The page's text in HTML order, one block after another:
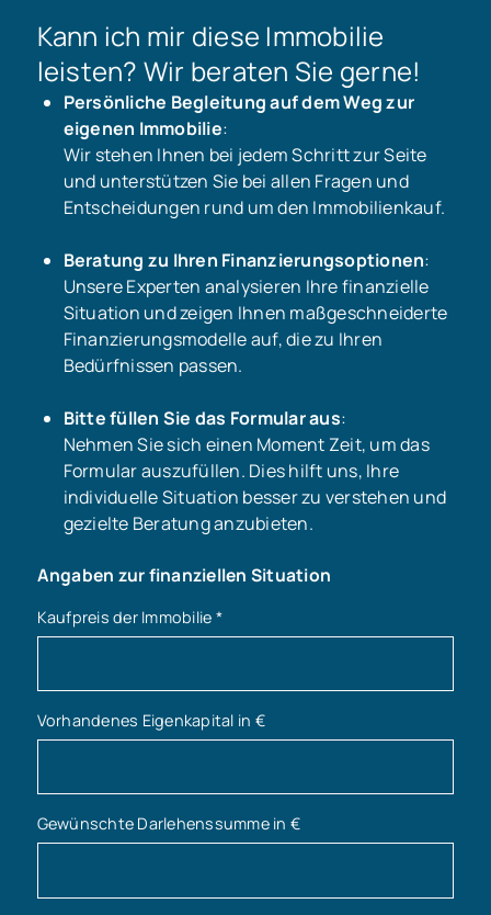
Kann ich mir diese Immobilie
leisten? Wir beraten Sie gerne!
Persönliche Begleitung auf dem Weg zur
eigenen Immobilie:
Wir stehen Ihnen bei jedem Schritt zur Seite
und unterstützen Sie bei allen Fragen und
Entscheidungen rund um den Immobilienkauf.
Beratung zu Ihren Finanzierungsoptionen:
Unsere Experten analysieren Ihre finanzielle
Situation und zeigen Ihnen maßgeschneiderte
Finanzierungsmodelle auf, die zu Ihren
Bedürfnissen passen.
Bitte füllen Sie das Formular aus:
Nehmen Sie sich einen Moment Zeit, um das
Formular auszufüllen. Dies hilft uns, Ihre
individuelle Situation besser zu verstehen und
gezielte Beratung anzubieten.
Angaben zur finanziellen Situation
Kaufpreis der Immobilie *
Vorhandenes Eigenkapital in €
Gewünschte Darlehenssumme in €